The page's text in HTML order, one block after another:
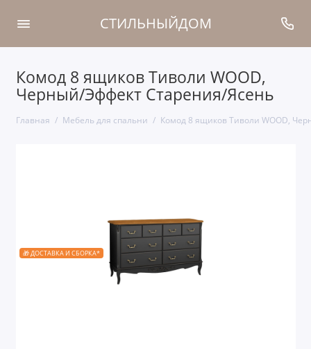
СТИЛЬНЫЙДОМ
Комод 8 ящиков Тиволи WOOD,
Черный/Эффект Старения/Ясень
Главная Мебель для спальни Комод 8 ящиков Тиволи WOOD,
🎁 ДОСТАВКА И СБОРКА*